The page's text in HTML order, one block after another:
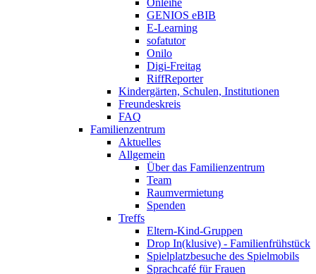
Onleihe
GENIOS eBIB
E-Learning
sofatutor
Onilo
Digi-Freitag
RiffReporter
Kindergärten, Schulen, Institutionen
Freundeskreis
FAQ
Familienzentrum
Aktuelles
Allgemein
Über das Familienzentrum
Team
Raumvermietung
Spenden
Treffs
Eltern-Kind-Gruppen
Drop In(klusive) - Familienfrühstück
Spielplatzbesuche des Spielmobils
Sprachcafé für Frauen